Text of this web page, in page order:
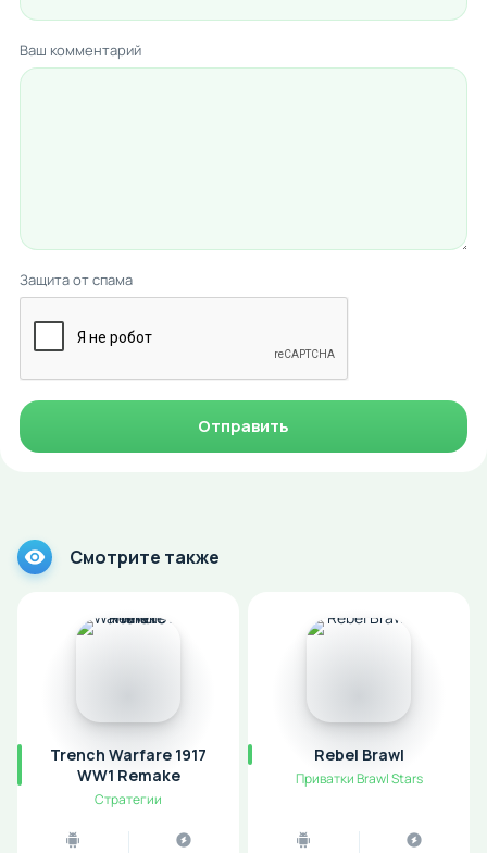
Ваш комментарий
Защита от спама
Отправить
Смотрите также
Trench Warfare 1917
WW1 Remake
Стратегии
Rebel Brawl
Приватки Brawl Stars